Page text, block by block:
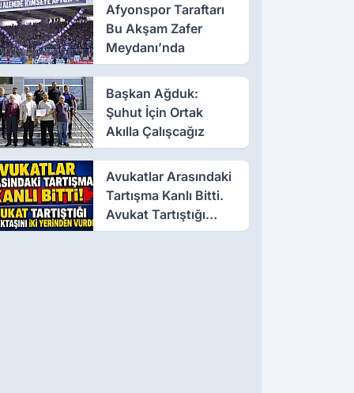
Afyonspor Taraftarı
Bu Akşam Zafer
Meydanı’nda
Başkan Ağduk:
Şuhut İçin Ortak
Akılla Çalışcağız
Avukatlar Arasındaki
Tartışma Kanlı Bitti.
Avukat Tartıştığı
Meslektaşını İki